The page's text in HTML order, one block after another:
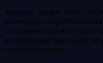
Запросы «обмен USDT
наличные»,
сохраняют высокую
подтверждает растущий
сервисам обмена.